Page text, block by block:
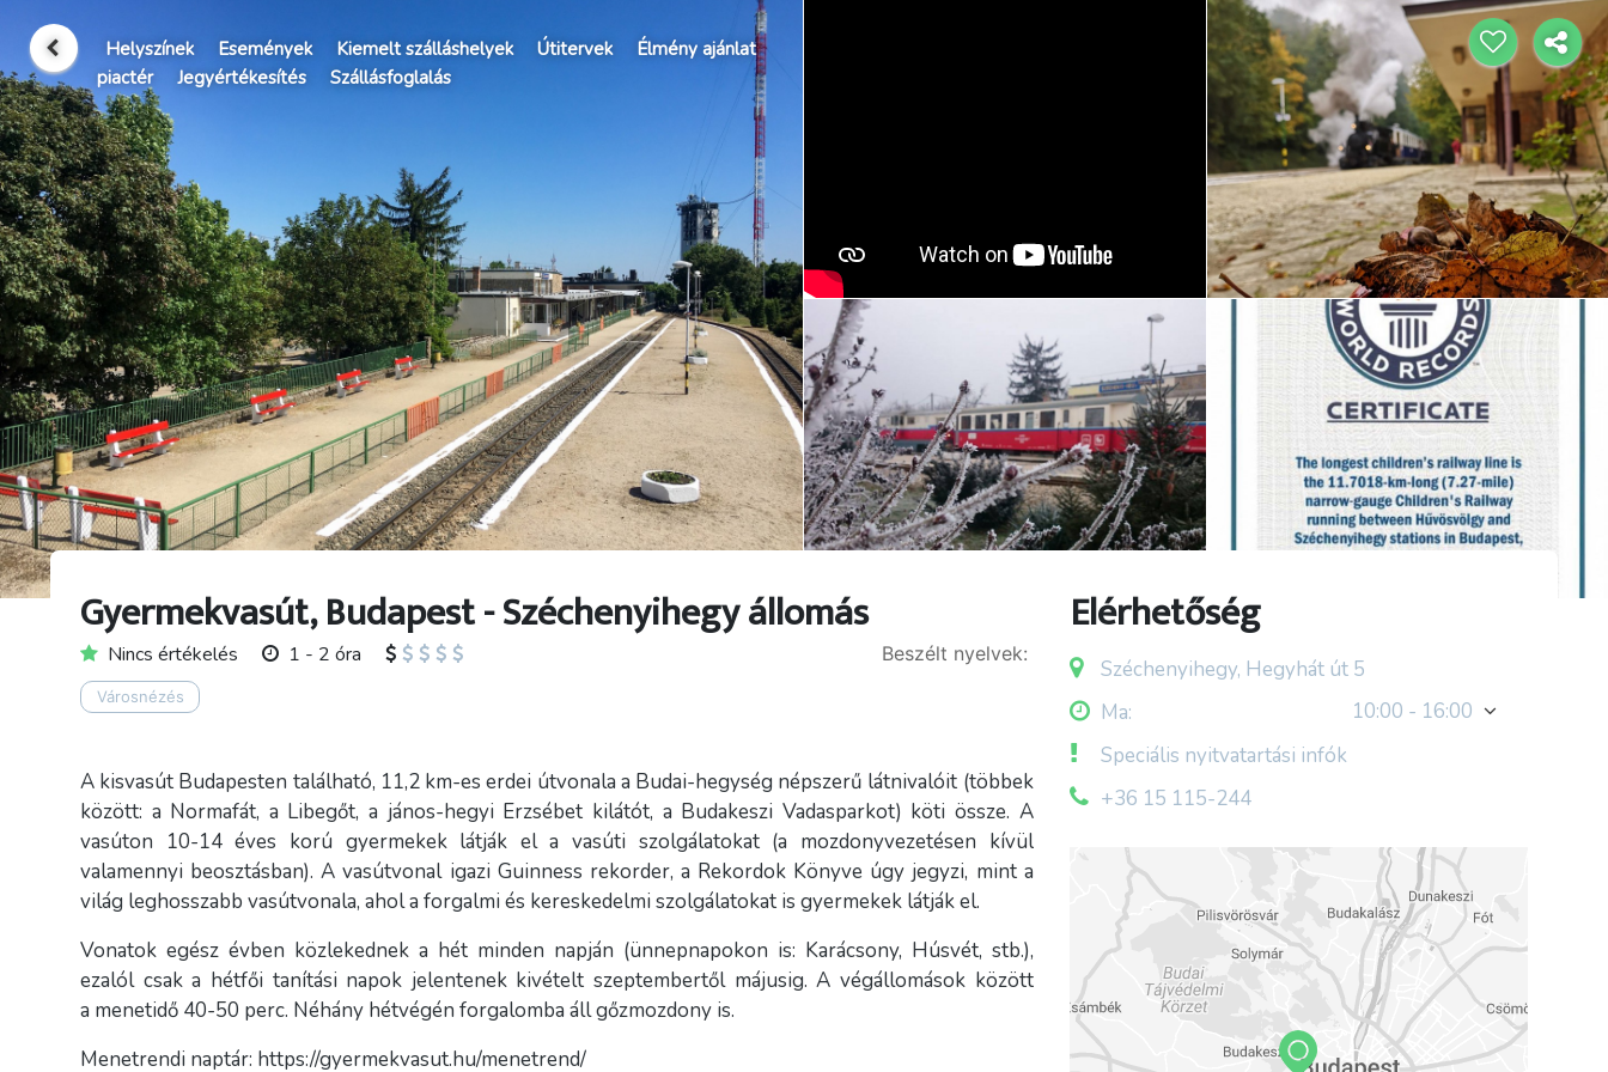
Helyszínek Események Kiemelt szálláshelyek Útitervek
Élmény ajánlat
piactér
Jegyértékesítés Szállásfoglalás
Gyermekvasút, Budapest - Széchenyihegy állomás
Nincs értékelés 1 - 2 óra Beszélt nyelvek:
Városnézés
A kisvasút Budapesten található, 11,2 km-es erdei útvonala a Budai-hegység népszerű látnivalóit (többek
között: a Normafát, a Libegőt, a jános-hegyi Erzsébet kilátót, a Budakeszi Vadasparkot) köti össze. A
vasúton 10-14 éves korú gyermekek látják el a vasúti szolgálatokat (a mozdonyvezetésen kívül
valamennyi beosztásban). A vasútvonal igazi Guinness rekorder, a Rekordok Könyve úgy jegyzi, mint a
világ leghosszabb vasútvonala, ahol a forgalmi és kereskedelmi szolgálatokat is gyermekek látják el.
Vonatok egész évben közlekednek a hét minden napján (ünnepnapokon is: Karácsony, Húsvét, stb.),
ezalól csak a hétfői tanítási napok jelentenek kivételt szeptembertől májusig. A végállomások között
a menetidő 40-50 perc. Néhány hétvégén forgalomba áll gőzmozdony is.
Menetrendi naptár: https://gyermekvasut.hu/menetrend/
Elérhetőség
Széchenyihegy, Hegyhát út 5
Ma:
10:00 - 16:00
Speciális nyitvatartási infók
+36 15 115-244